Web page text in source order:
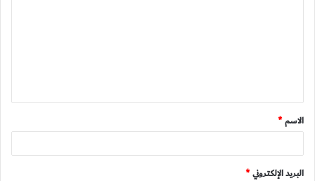
ق
*
الاسم*
البريد الإلكتروني*